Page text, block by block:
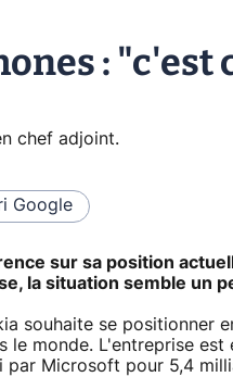
: "c'est
chef adjoint.
Google
sur sa position
la situation semble un
souhaite se positionner
le monde. L'entreprise
Microsoft pour 5,4